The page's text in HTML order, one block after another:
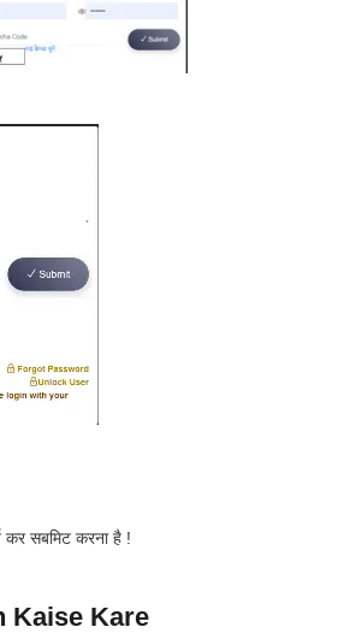
कर सबमिट करना है !
Kaise Kare